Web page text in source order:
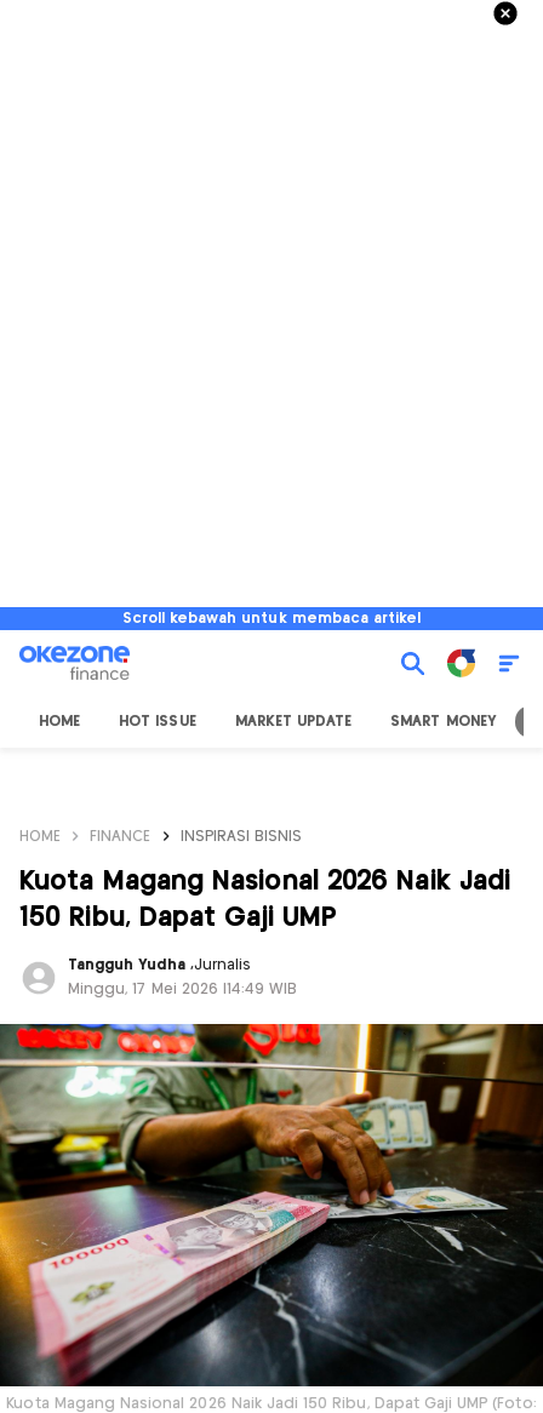
Scroll kebawah untuk membaca artikel
HOME HOT ISSUE MARKET UPDATE SMART MONEY
HOME FINANCE INSPIRASI BISNIS
Kuota Magang Nasional 2026 Naik Jadi
150 Ribu, Dapat Gaji UMP
Tangguh Yudha ,Jurnalis
Minggu, 17 Mei 2026 |14:49 WIB
Kuota Magang Nasional 2026 Naik Jadi 150 Ribu, Dapat Gaji UMP (Foto: